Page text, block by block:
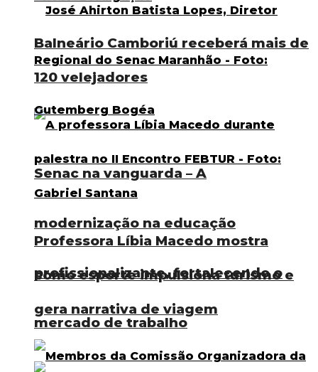
Balneário Camboriú receberá mais de
120 velejadores
Professora Líbia Macedo mostra
como esporte impulsiona turismo e
gera narrativa de viagem
Senac na vanguarda – A
modernização na educação
profissionalizante, fortalecendo o
mercado de trabalho